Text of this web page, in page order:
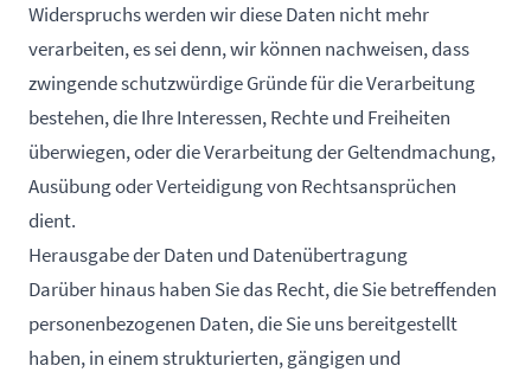
Widerspruchs werden wir diese Daten nicht mehr
verarbeiten, es sei denn, wir können nachweisen, dass
zwingende schutzwürdige Gründe für die Verarbeitung
bestehen, die Ihre Interessen, Rechte und Freiheiten
überwiegen, oder die Verarbeitung der Geltendmachung,
Ausübung oder Verteidigung von Rechtsansprüchen
dient.
Herausgabe der Daten und Datenübertragung
Darüber hinaus haben Sie das Recht, die Sie betreffenden
personenbezogenen Daten, die Sie uns bereitgestellt
haben, in einem strukturierten, gängigen und